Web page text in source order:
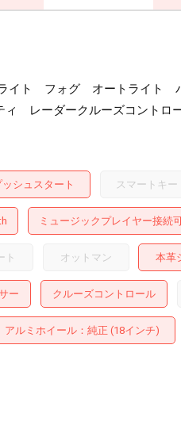
ト フォグ オートライト
レーダークルーズコント
ッシュスタート スマートキー
ミュージックプレイヤー接続
ト オットマン 本革
ー クルーズコントロール
アルミホイール ：純正 (18インチ)